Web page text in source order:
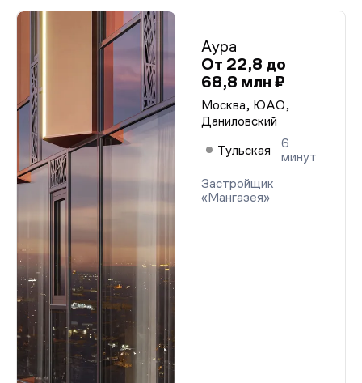
Аура
От 22,8 до
68,8 млн ₽
Москва, ЮАО,
Даниловский
Тульская
6
минут
Застройщик
«Мангазея»